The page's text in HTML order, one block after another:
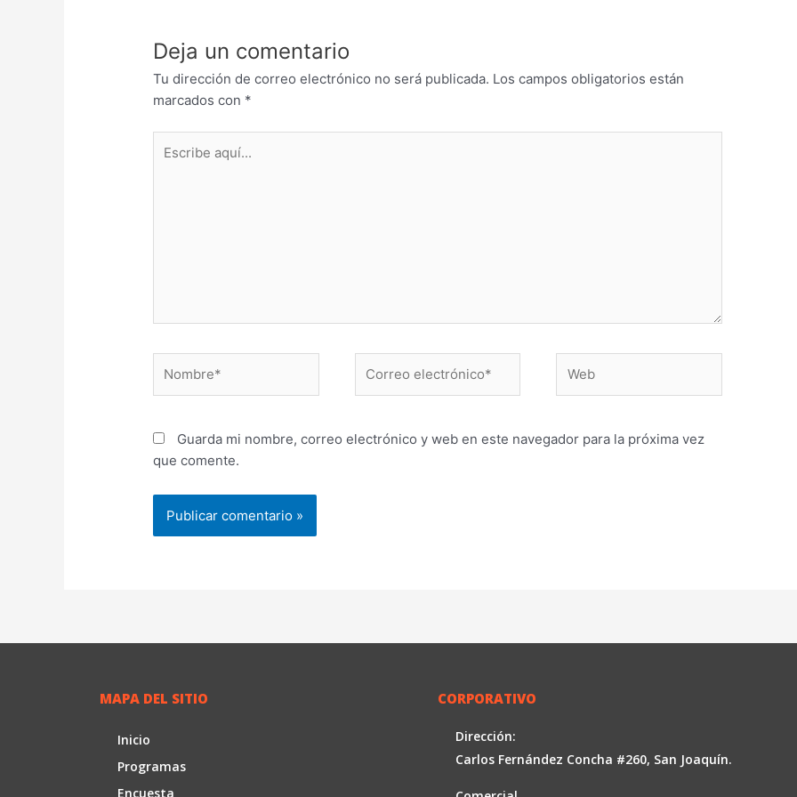
Deja un comentario
Tu dirección de correo electrónico no será publicada. Los campos obligatorios están
marcados con *
aquí...
electrónico*
Guarda mi nombre, correo electrónico y web en este navegador para la próxima vez
que comente.
MAPA DEL SITIO
Inicio
Programas
Encuesta
CORPORATIVO
Dirección:
Carlos Fernández Concha #260, San Joaquín.